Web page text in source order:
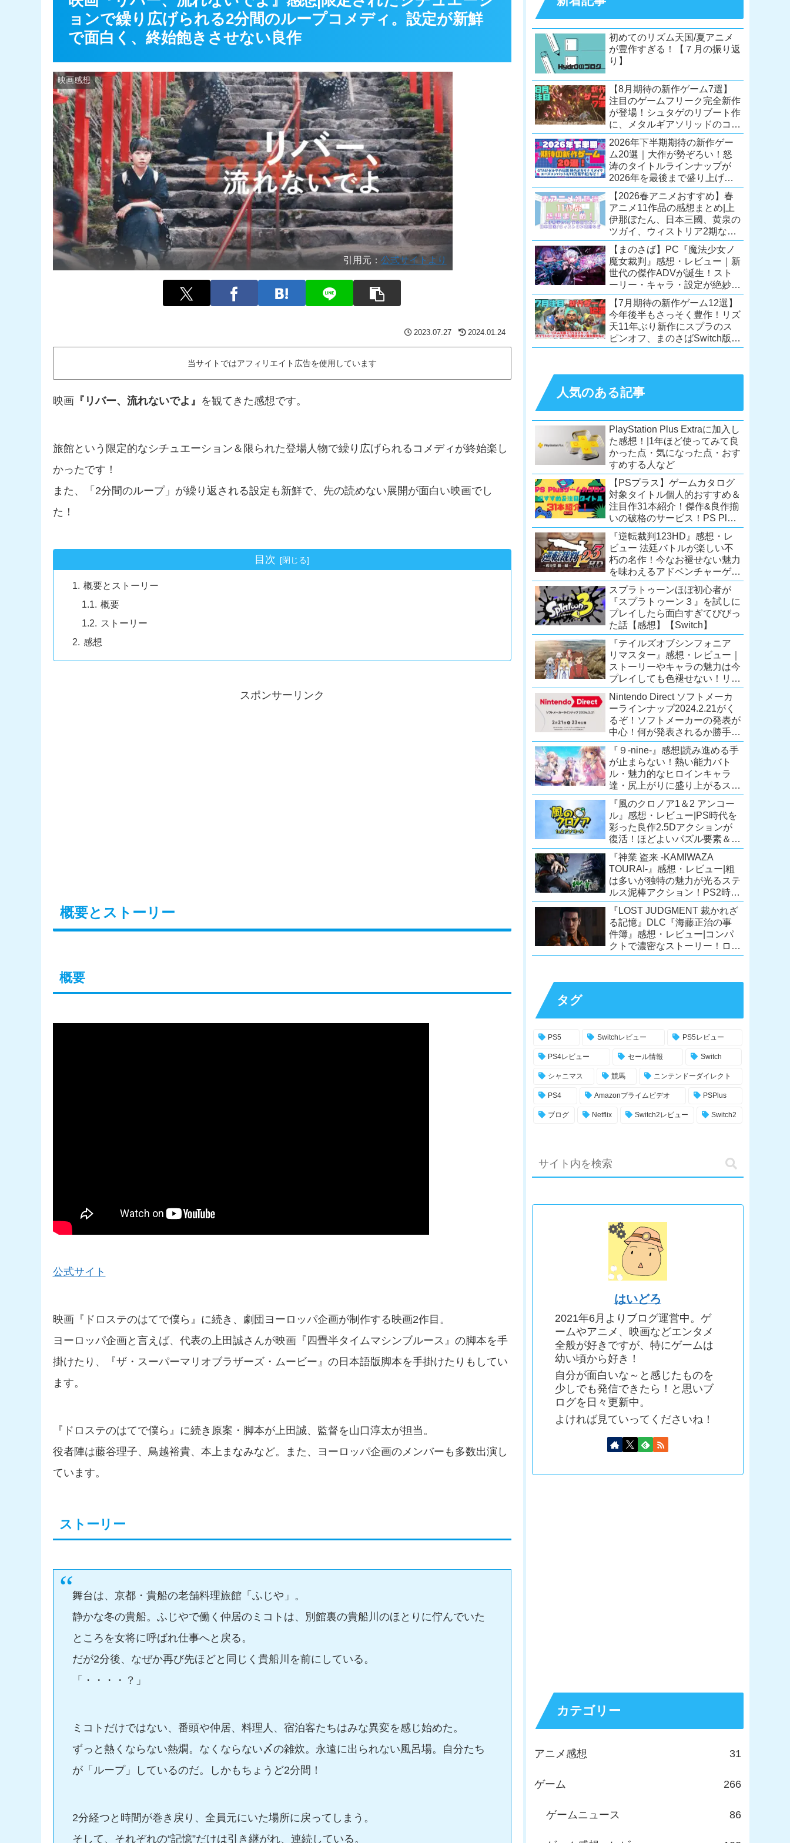
ョンで繰り広げられる2分間のループコメディ。設定が新鮮
で面白く、終始飽きさせない良作
映画感想
引用元： 公式サイトより
2023.07.27 2024.01.24
当サイトではアフィリエイト広告を使用しています
映画『リバー、流れないでよ』 を観てきた感想です。
旅館という限定的なシチュエーション＆限られた登場人物で繰り広げられるコメディが終始楽し
かったです！
また、「2分間のループ」が繰り返される設定も新鮮で、先の読めない展開が面白い映画でし
た！
目次
概要とストーリー
概要
ストーリー
感想
スポンサーリンク
概要とストーリー
概要
公式サイト
映画『ドロステのはてで僕ら』に続き、劇団ヨーロッパ企画が制作する映画2作目。
ヨーロッパ企画と言えば、代表の上田誠さんが映画『四畳半タイムマシンブルース』の脚本を手
掛けたり、『ザ・スーパーマリオブラザーズ・ムービー』の日本語版脚本を手掛けたりもしてい
ます。
『ドロステのはてで僕ら』に続き原案・脚本が上田誠、監督を山口淳太が担当。
役者陣は藤谷理子、鳥越裕貴、本上まなみなど。また、ヨーロッパ企画のメンバーも多数出演し
ています。
ストーリー
舞台は、京都・貴船の老舗料理旅館「ふじや」。
静かな冬の貴船。ふじやで働く仲居のミコトは、別館裏の貴船川のほとりに佇んでいた
ところを女将に呼ばれ仕事へと戻る。
だが2分後、なぜか再び先ほどと同じく貴船川を前にしている。
「・・・・？」
ミコトだけではない、番頭や仲居、料理人、宿泊客たちはみな異変を感じ始めた。
ずっと熱くならない熱燗。なくならない〆の雑炊。永遠に出られない風呂場。自分たち
が「ループ」しているのだ。しかもちょうど2分間！
2分経つと時間が巻き戻り、全員元にいた場所に戻ってしまう。
そして、それぞれの“記憶”だけは引き継がれ、連続している。
初めてのリズム天国/夏アニメ
が豊作すぎる！【７月の振り返
り】
【8月期待の新作ゲーム7選】
注目のゲームフリーク完全新作
が登場！シュタゲのリブート作
に、メタルギアソリッドのコレ
クション第2弾も。夏休みを盛
り上げるタイトル大集合！
【Switch2/PS5/PC】
2026年下半期期待の新作ゲー
ム20選｜大作が勢ぞろい！怒
涛のタイトルラインナップが
2026年を最後まで盛り上げ
る！【Switch2/PS5/Xbox/PC】
【2026春アニメおすすめ】春
アニメ11作品の感想まとめ|上
伊那ぼたん、日本三國、黄泉の
ツガイ、ウィストリア2期な
ど……レベルの高い作品が多
い！？
【まのさば】PC『魔法少女ノ
魔女裁判』感想・レビュー｜新
世代の傑作ADVが誕生！スト
ーリー・キャラ・設定が絶妙に
絡み合う、命懸けの議論ミステ
リー【PC/Switch】
【7月期待の新作ゲーム12選】
今年後半もさっそく豊作！リズ
天11年ぶり新作にスプラのス
ピンオフ、まのさばSwitch版
も！【Switch2/PS5/PC】
人気のある記事
PlayStation Plus Extraに加入し
た感想！|1年ほど使ってみて良
かった点・気になった点・おす
すめする人など
【PSプラス】ゲームカタログ
対象タイトル個人的おすすめ＆
注目作31本紹介！傑作&良作揃
いの破格のサービス！PS Plus
Extra会員以上は遊び放題！
【2026年7月時点】
【PS5/PS4】
『逆転裁判123HD』感想・レ
ビュー 法廷バトルが楽しい不
朽の名作！今なお褪せない魅力
を味わえるアドベンチャーゲー
ムの傑作！（現在『逆転裁判
123 成歩堂セレクション』が配
信中）
スプラトゥーンほぼ初心者が
『スプラトゥーン３』を試しに
プレイしたら面白すぎてびびっ
た話【感想】【Switch】
『テイルズオブシンフォニア
リマスター』感想・レビュー｜
ストーリーやキャラの魅力は今
プレイしても色褪せない！リマ
スター内容に物足りなさはある
が、プレイする価値のあるシリ
ーズの人気作
【Switch/PS4/Xone】
Nintendo Direct ソフトメーカ
ーラインナップ2024.2.21がく
るぞ！ソフトメーカーの発表が
中心！何が発表されるか勝手に
予想！【ニンテンドーダイレク
ト予想】
『９-nine-』感想|読み進める手
が止まらない！熱い能力バト
ル・魅力的なヒロインキャラ
達・尻上がりに盛り上がるスト
ーリーが面白すぎるノベルゲ
ー！【PC/Steam/Switch/PS4】
『風のクロノア1＆2 アンコー
ル』感想・レビュー|PS時代を
彩った良作2.5Dアクションが
復活！ほどよいパズル要素＆切
ない余韻のストーリーも魅力！
【Switch/PS5/PS4/Xbox
X|S/Xone/PC】
『神業 盗来 -KAMIWAZA
TOURAI-』感想・レビュー|粗
は多いが独特の魅力が光るステ
ルス泥棒アクション！PS2時代
の異色のタイトル、令和に復
活！【Switch/PS4/Steam】
『LOST JUDGMENT 裁かれざ
る記憶』DLC『海藤正治の事
件簿』感想・レビュー|コンパ
クトで濃密なストーリー！ロス
トジャッジメント本編と合わせ
DLC！
タグ
PS5 Switchレビュー PS5レビュー
PS4レビュー セール情報 Switch
シャニマス 競馬 ニンテンドーダイレクト
PS4 Amazonプライムビデオ PSPlus
ブログ Netflix Switch2レビュー Switch2
はいどろ
2021年6月よりブログ運営中。ゲ
ームやアニメ、映画などエンタメ
全般が好きですが、特にゲームは
幼い頃から好き！
自分が面白いな～と感じたものを
少しでも発信できたら！と思いブ
ログを日々更新中。
よければ見ていってくださいね！
カテゴリー
アニメ感想 31
ゲーム 266
ゲームニュース 86